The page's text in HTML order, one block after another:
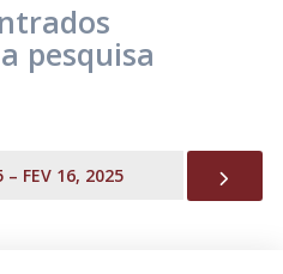
pesquisa
– FEV 16, 2025